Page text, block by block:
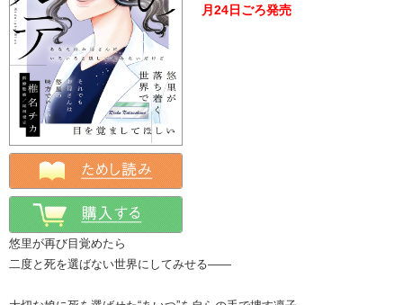
月24日ごろ発売
悠里が再び目覚めたら
二度と死を選ばない世界にしてみせる――